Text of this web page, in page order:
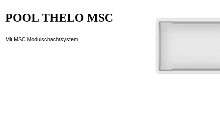
POOL THELO MSC
Mit MSC Modulschachtsystem